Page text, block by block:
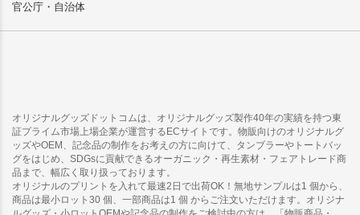
官公庁・自治体
オリジナルグッズドットコムは、オリジナルグッズ製作40年の実績を持つ東
証プライム市場上場企業が運営するECサイトです。物販向けのオリジナルグ
ッズやOEM、記念品の制作をお考えの方に向けて、タンブラーやトートバッ
グをはじめ、SDGsに貢献できるオーガニック・再生素材・フェアトレード商
品まで、幅広く取り扱っております。
オリジナルのプリントを入れて最速2日で出荷OK！無地サンプルは1 個から、
商品は最小ロット30 個、一部商品は1 個 からご注文いただけます。オリジナ